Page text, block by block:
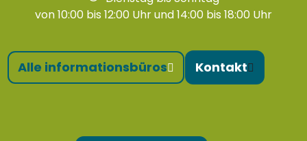
von 10:00 bis 12:00 Uhr und 14:00 bis 18:00 Uhr
Alle informationsbüros Kontakt